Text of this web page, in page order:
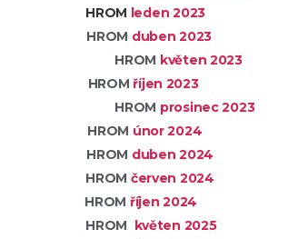
HROM leden 2023
duben 2023
HROM květen 2023
říjen 2023
HROM prosinec 2023
únor 2024
duben 2024
červen 2024
říjen 2024
květen 2025